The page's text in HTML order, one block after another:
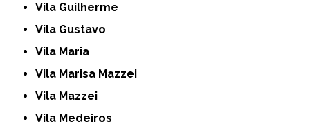
Vila Guilherme
Vila Gustavo
Vila Maria
Vila Marisa Mazzei
Vila Mazzei
Vila Medeiros